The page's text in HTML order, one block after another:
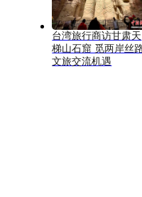
台湾旅行商访甘肃天
梯山石窟 觅两岸丝
文旅交流机遇